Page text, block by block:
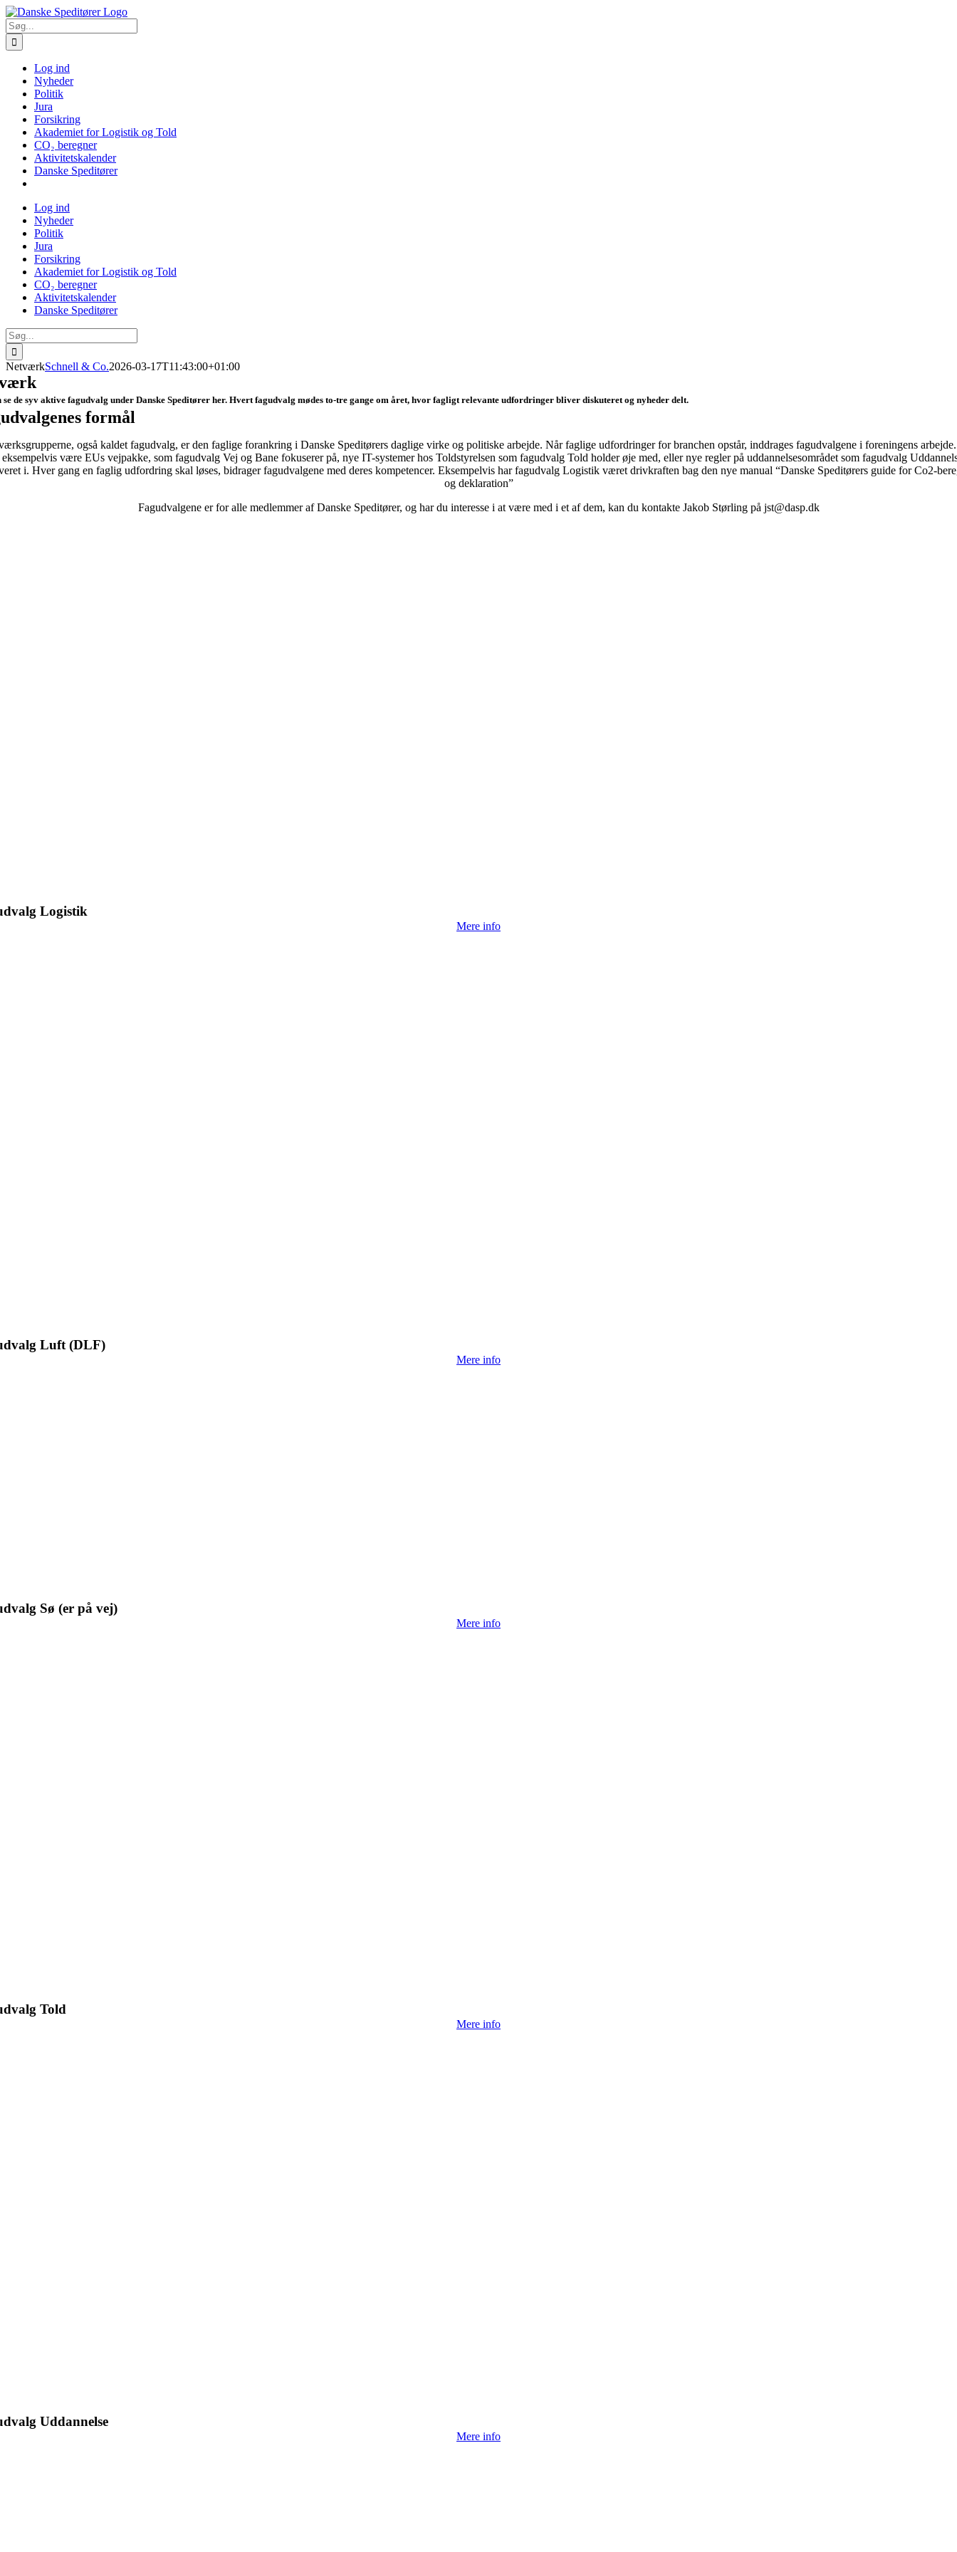
Skip
to
content
Søg
efter:
Log ind
Nyheder
Politik
Jura
Forsikring
Akademiet for Logistik og Told
CO₂ beregner
Aktivitetskalender
Danske Speditører
Log ind
Nyheder
Politik
Jura
Forsikring
Akademiet for Logistik og Told
CO₂ beregner
Aktivitetskalender
Danske Speditører
Søg
efter:
NetværkSchnell & Co.2026-03-17T11:43:00+01:00
se de syv aktive fagudvalg under Danske Speditører her. Hvert fagudvalg mødes to-tre gange om året, hvor fagligt relevante udfordringer bliver diskuteret og nyheder delt.
formål
også kaldet fagudvalg, er den faglige forankring i Danske Speditørers daglige virke og politiske arbejde. Når faglige udfordringer for branchen opstår, inddrages fagudvalgene i foreningens
være EUs vejpakke, som fagudvalg Vej og Bane fokuserer på, nye IT-systemer hos Toldstyrelsen som fagudvalg Told holder øje med, eller nye regler på uddannelsesområdet som fagudvalg
i. Hver gang en faglig udfordring skal løses, bidrager fagudvalgene med deres kompetencer. Eksempelvis har fagudvalg Logistik været drivkraften bag den nye manual “Danske Speditørers guide for Co2-
og deklaration”
Fagudvalgene er for alle medlemmer af Danske Speditører, og har du interesse i at være med i et af dem, kan du kontakte Jakob Størling på jst@dasp.dk
Logistik
Mere info
Luft (DLF)
Mere info
Sø (er på vej)
Mere info
Told
Mere info
Uddannelse
Mere info